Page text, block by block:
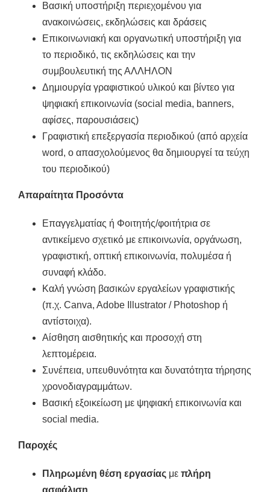
Βασική υποστήριξη περιεχομένου για
ανακοινώσεις, εκδηλώσεις και δράσεις
Επικοινωνιακή και οργανωτική υποστήριξη για
το περιοδικό, τις εκδηλώσεις και την
συμβουλευτική της ΑΛΛΗΛΟΝ
Δημιουργία γραφιστικού υλικού και βίντεο για
ψηφιακή επικοινωνία (social media, banners,
αφίσες, παρουσιάσεις)
Γραφιστική επεξεργασία περιοδικού (από αρχεία
word, ο απασχολούμενος θα δημιουργεί τα τεύχη
του περιοδικού)
Απαραίτητα Προσόντα
Επαγγελματίας ή Φοιτητής/φοιτήτρια σε
αντικείμενο σχετικό με επικοινωνία, οργάνωση,
γραφιστική, οπτική επικοινωνία, πολυμέσα ή
συναφή κλάδο.
Καλή γνώση βασικών εργαλείων γραφιστικής
(π.χ. Canva, Adobe Illustrator / Photoshop ή
αντίστοιχα).
Αίσθηση αισθητικής και προσοχή στη
λεπτομέρεια.
Συνέπεια, υπευθυνότητα και δυνατότητα τήρησης
χρονοδιαγραμμάτων.
Βασική εξοικείωση με ψηφιακή επικοινωνία και
social media.
Παροχές
Πληρωμένη θέση εργασίας με πλήρη